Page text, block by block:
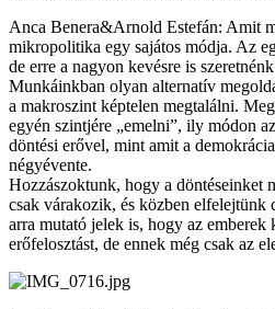
Anca Benera&Arnold Estefán: Amit
mikropolitika egy sajátos módja. Az
de erre a nagyon kevésre is
Munkáinkban olyan alternatív
a makroszint képtelen megtalálni.
egyén szintjére „emelni”, ily módon
döntési erővel, mint amit a
négyévente.
Hozzászoktunk, hogy a döntéseinket
csak várakozik, és közben elfelejtünk
arra mutató jelek is, hogy az emberek
erőfelosztást, de ennek még csak az